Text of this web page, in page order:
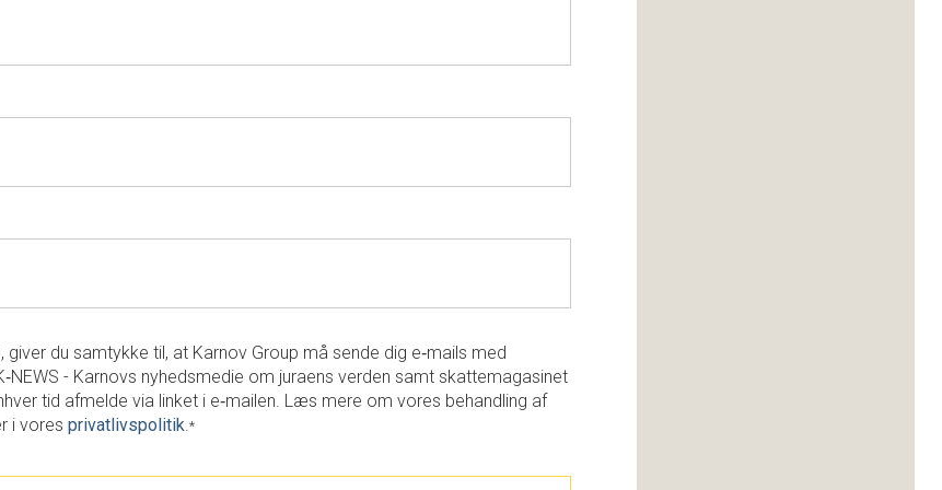
du samtykke til, at Karnov Group må sende dig e‑mails med
- Karnovs nyhedsmedie om juraens verden samt skattemagasinet
tid afmelde via linket i e‑mailen. Læs mere om vores behandling af
i voresprivatlivspolitik.*